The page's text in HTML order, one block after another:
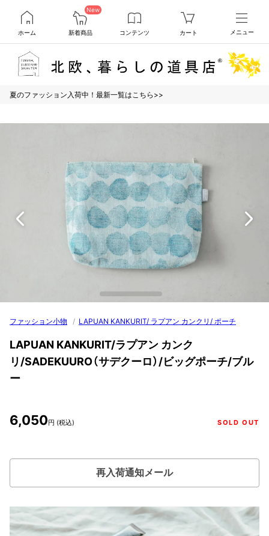
ホーム
New
新着商品 コンテンツ カート メニュー
夏のファッション入荷中！最新一覧はこちら>>
ファッション小物 / LAPUAN KANKURIT/ ラプアン カンクリ/ ポーチ
LAPUAN KANKURIT/ラプアン カンク
リ/SADEKUURO（サデクーロ）/ビッグポーチ/ブル
ー
6,050円 (税込) SOLD OUT
再入荷通知メール